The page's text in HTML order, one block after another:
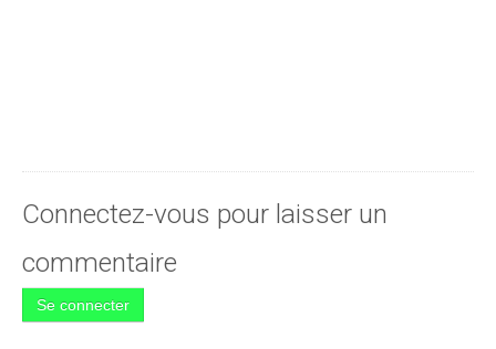
Connectez-vous pour laisser un
commentaire
Se connecter